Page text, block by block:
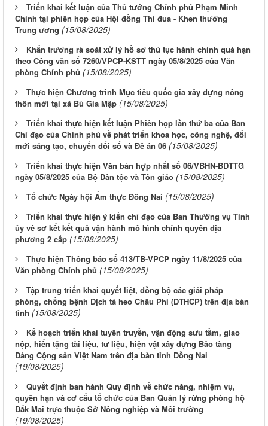
Triển khai kết luận của Thủ tướng Chính phủ Phạm Minh
Chính tại phiên họp của Hội đồng Thi đua - Khen thưởng
Trung ương (15/08/2025)
Khẩn trương rà soát xử lý hồ sơ thủ tục hành chính quá hạn
theo Công văn số 7260/VPCP-KSTT ngày 05/8/2025 của Văn
phòng Chính phủ (15/08/2025)
Thực hiện Chương trình Mục tiêu quốc gia xây dựng nông
thôn mới tại xã Bù Gia Mập (15/08/2025)
Triển khai thực hiện kết luận Phiên họp lần thứ ba của Ban
Chỉ đạo của Chính phủ về phát triển khoa học, công nghệ, đổi
mới sáng tạo, chuyển đổi số và Đề án 06 (15/08/2025)
Triển khai thực hiện Văn bản hợp nhất số 06/VBHN-BDTTG
ngày 05/8/2025 của Bộ Dân tộc và Tôn giáo (15/08/2025)
Tổ chức Ngày hội Ẩm thực Đồng Nai (15/08/2025)
Triển khai thực hiện ý kiến chỉ đạo của Ban Thường vụ Tỉnh
ủy về sơ kết kết quả vận hành mô hình chính quyền địa
phương 2 cấp (15/08/2025)
Thực hiện Thông báo số 413/TB-VPCP ngày 11/8/2025 của
Văn phòng Chính phủ (15/08/2025)
Tập trung triển khai quyết liệt, đồng bộ các giải pháp
phòng, chống bệnh Dịch tả heo Châu Phi (DTHCP) trên địa bàn
tỉnh (15/08/2025)
Kế hoạch triển khai tuyên truyền, vận động sưu tầm, giao
nộp, hiến tặng tài liệu, tư liệu, hiện vật xây dựng Bảo tàng
Đảng Cộng sản Việt Nam trên địa bàn tỉnh Đồng Nai
(19/08/2025)
Quyết định ban hành Quy định về chức năng, nhiệm vụ,
quyền hạn và cơ cấu tổ chức của Ban Quản lý rừng phòng hộ
Đắk Mai trực thuộc Sở Nông nghiệp và Môi trường
(19/08/2025)